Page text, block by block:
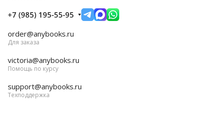
+7 (985) 195-55-95
order@anybooks.ru
Для заказа
victoria@anybooks.ru
Помощь по курсу
support@anybooks.ru
Техподдержка